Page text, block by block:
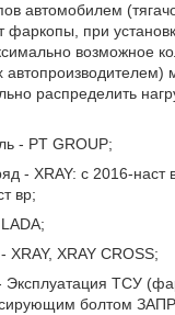
автомобилем
фаркопы, при
возможное
распределить
- PT GROUP;
- XRAY: с 2016-наст
вр;
XRAY, XRAY CROSS;
Эксплуатация ТСУ
болтом